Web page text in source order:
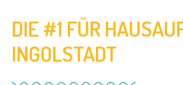
DIE #1 FÜR
INGOLSTADT